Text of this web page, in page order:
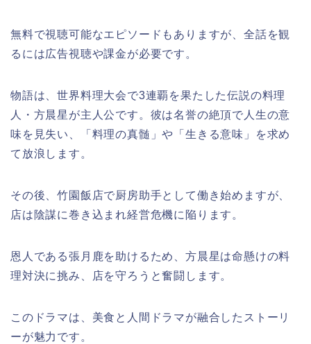
無料で視聴可能なエピソードもありますが、全話を観
るには広告視聴や課金が必要です。
物語は、世界料理大会で3連覇を果たした伝説の料理
人・方晨星が主人公です。彼は名誉の絶頂で人生の意
味を見失い、「料理の真髄」や「生きる意味」を求め
て放浪します。
その後、竹園飯店で厨房助手として働き始めますが、
店は陰謀に巻き込まれ経営危機に陥ります。
恩人である張月鹿を助けるため、方晨星は命懸けの料
理対決に挑み、店を守ろうと奮闘します。
このドラマは、美食と人間ドラマが融合したストーリ
ーが魅力です。